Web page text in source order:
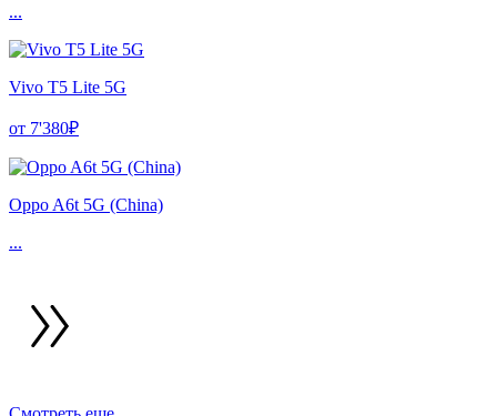
...
Vivo T5 Lite 5G
от 7'380₽
Oppo A6t 5G (China)
...